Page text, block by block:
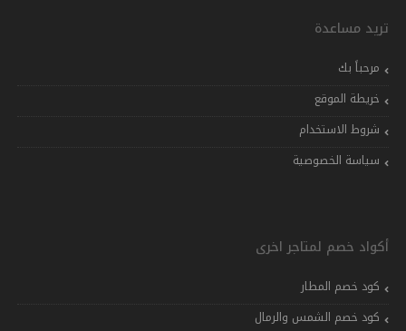
تريد مساعدة
مرحباً بك
خريطة الموقع
شروط الاستخدام
سياسة الخصوصية
أكواد خصم لمتاجر اخرى
كود خصم المطار
كود خصم الشمس والرمال